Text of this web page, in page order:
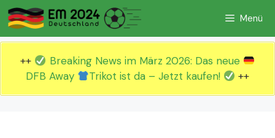
Zum
Inhalt
springen
Menü
++
Breaking News im März 2026: Das neue
DFB Away
Trikot ist da – Jetzt kaufen! ++